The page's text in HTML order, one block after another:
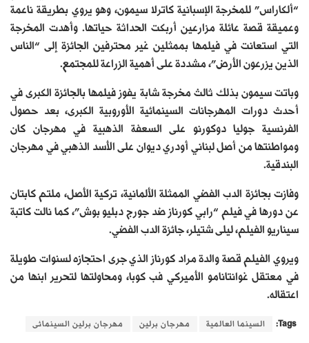
“ألكاراس” للمخرجة الإسبانية كاترلا سيمون، وهو يروي بطريقة ناعمة
وعميقة قصة عائلة مزارعين أربكت الحداثة حياتها. وأهدت المخرجة
التي استعانت في فيلمها بممثلين غير محترفين الجائزة إلى “الناس
الذين يزرعون الأرض”، مشددة على أهمية الزراعة للمجتمع.
وباتت سيمون بذلك ثالث مخرجة شابة يفوز فيلمها بالجائزة الكبرى في
أحدث دورات المهرجانات السينمائية الأوروبية الكبرى، بعد حصول
الفرنسية جوليا دوكورنو على السعفة الذهبية في مهرجان كان
ومواطنتها من أصل لبناني أودري ديوان على الأسد الذهبي في مهرجان
البندقية.
وفازت بجائزة الدب الفضي الممثلة الألمانية، تركية الأصل، ملتم كابتان
عن دورها في فيلم “رابي كورناز ضد جورج دبليو بوش”، كما نالت كاتبة
سيناريو الفيلم، ليلى شتيلر، جائزة الدب الفضي.
ويروي الفيلم قصة والدة مراد كورناز الذي جرى احتجازه لسنوات طويلة
في معتقل غوانتانامو الأميركي فب كوبا، ومحاولتها لتحرير ابنها من
اعتقاله.
Tags: السينما العالمية مهرجان برلين مهرجان برلين السينمائى